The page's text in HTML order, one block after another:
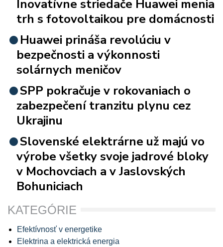
Inovatívne striedače Huawei menia
trh s fotovoltaikou pre domácnosti
Huawei prináša revolúciu v
bezpečnosti a výkonnosti
solárnych meničov
SPP pokračuje v rokovaniach o
zabezpečení tranzitu plynu cez
Ukrajinu
Slovenské elektrárne už majú vo
výrobe všetky svoje jadrové bloky
v Mochovciach a v Jaslovských
Bohuniciach
KATEGÓRIE
Efektívnosť v energetike
Elektrina a elektrická energia